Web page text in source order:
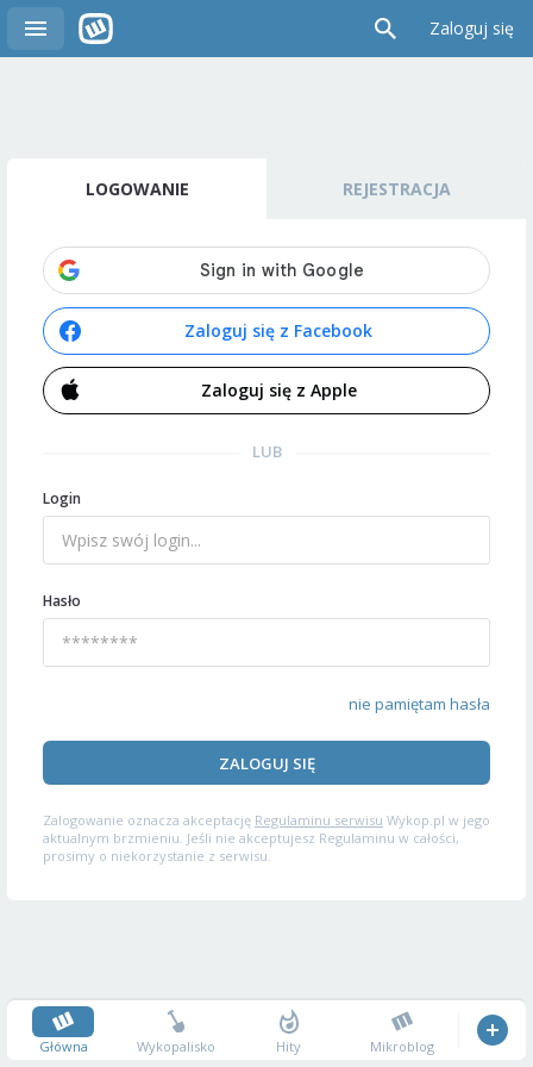
Zaloguj się
LOGOWANIE REJESTRACJA
Zaloguj się z Facebook
Zaloguj się z Apple
LUB
Login
Hasło
nie pamiętam hasła
ZALOGUJ SIĘ
Zalogowanie oznacza akceptację Regulaminu serwisu Wykop.pl w jego
aktualnym brzmieniu. Jeśli nie akceptujesz Regulaminu w całości,
prosimy o niekorzystanie z serwisu.
Główna Wykopalisko Hity Mikroblog